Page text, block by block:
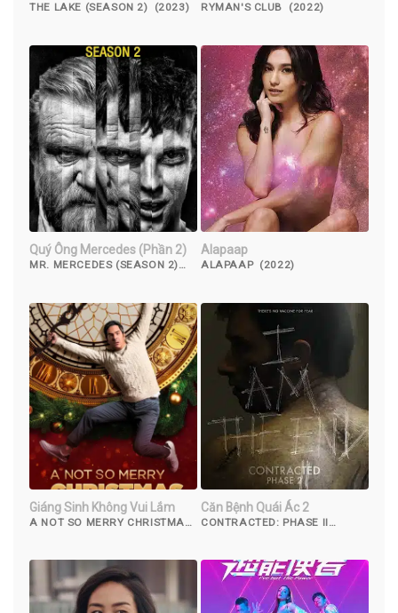
THE LAKE (SEASON 2) (2023) RYMAN'S CLUB (2022)
Quý Ông Mercedes (Phần 2)
MR. MERCEDES (SEASON 2)
Alapaap
ALAPAAP (2022)
Giáng Sinh Không Vui Lắm
A NOT SO MERRY CHRISTMAS
Căn Bệnh Quái Ác 2
CONTRACTED: PHASE II